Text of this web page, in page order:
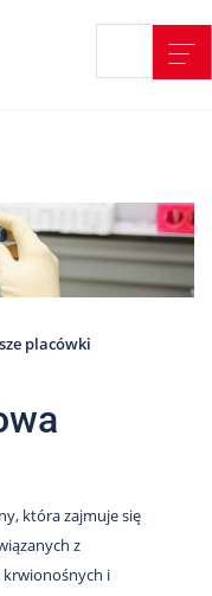
placówki
która zajmuje się
z
krwionośnych i